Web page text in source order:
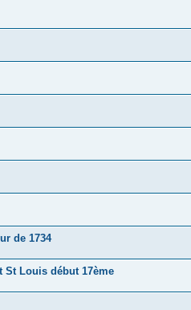
de 1734
St Louis début 17ème